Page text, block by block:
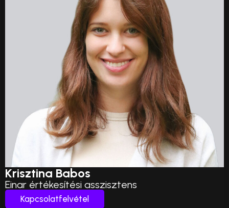
Krisztina Babos
Einar értékesítési asszisztens
Kapcsolatfelvétel